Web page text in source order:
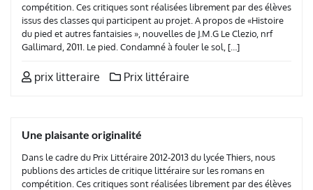
compétition. Ces critiques sont réalisées librement par des élèves
issus des classes qui participent au projet. A propos de «Histoire
du pied et autres fantaisies », nouvelles de J.M.G Le Clezio, nrf
Gallimard, 2011. Le pied. Condamné à fouler le sol, […]
prix litteraire Prix littéraire
Une plaisante originalité
Dans le cadre du Prix Littéraire 2012-2013 du lycée Thiers, nous
publions des articles de critique littéraire sur les romans en
compétition. Ces critiques sont réalisées librement par des élèves